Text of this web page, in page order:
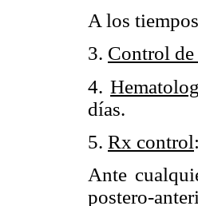
A los
3. Control de
4.
días.
5. Rx control
Ante
postero-